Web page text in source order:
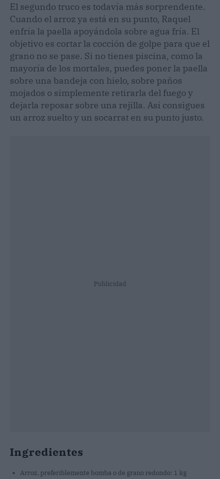
El segundo truco es todavía más sorprendente.
Cuando el arroz ya está en su punto, Raquel
enfría la paella apoyándola sobre agua fría. El
objetivo es cortar la cocción de golpe para que el
grano no se pase. Si no tienes piscina, como la
mayoría de los mortales, puedes poner la paella
sobre una bandeja con hielo, sobre paños
mojados o simplemente retirarla del fuego y
dejarla reposar sobre una rejilla. Así consigues
un arroz suelto y un socarrat en su punto justo.
Publicidad
Ingredientes
Arroz, preferiblemente bomba o de grano redondo: 1 kg